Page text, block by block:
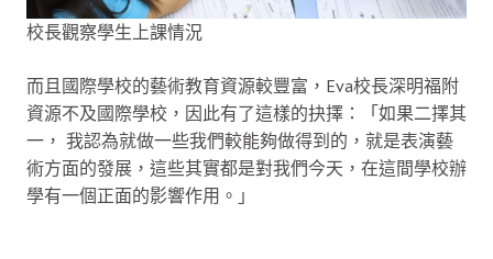
校長觀察學生上課情況
而且國際學校的藝術教育資源較豐富，Eva校長深明福附
資源不及國際學校，因此有了這樣的抉擇：「如果二擇其
一， 我認為就做一些我們較能夠做得到的，就是表演藝
術方面的發展，這些其實都是對我們今天，在這間學校辦
學有一個正面的影響作用。」